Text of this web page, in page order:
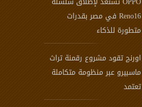
Reno16 في مصر بقدرات
متطورة للذكاء
اورنچ تقود مشروع رقمنة تراث
ماسبيرو عبر منظومة متكاملة
تعتمد